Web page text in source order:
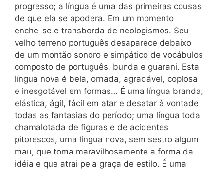
progresso; a língua é uma das primeiras cousas
de que ela se apodera. Em um momento
enche-se e transborda de neologismos. Seu
velho terreno português desaparece debaixo
de um montão sonoro e simpático de vocábulos
composto de português, bunda e guarani. Esta
língua nova é bela, ornada, agradável, copiosa
e inesgotável em formas… É uma língua branda,
elástica, ágil, fácil em atar e desatar à vontade
todas as fantasias do período; uma língua toda
chamalotada de figuras e de acidentes
pitorescos, uma língua nova, sem sestro algum
mau, que toma maravilhosamente a forma da
idéia e que atrai pela graça de estilo. É uma